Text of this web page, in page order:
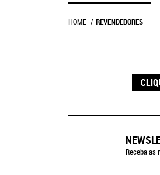
HOME REVENDEDORES
Receba as